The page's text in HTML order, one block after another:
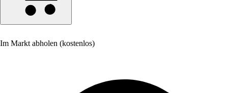
Im Markt abholen (kostenlos)